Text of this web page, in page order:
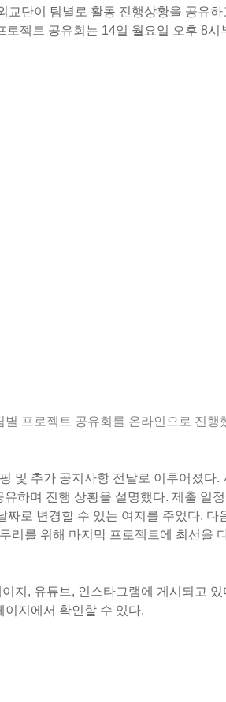
교단이 팀별로 활동 진행상황을 공유
젝트 공유회는 14일 월요일 오후 8시
프로젝트 공유회를 온라인으로 진행
및 추가 공지사항 전달로 이루어졌다.
하며 진행 상황을 설명했다. 제출 일
로 변경할 수 있는 여지를 주었다. 다
리를 위해 마지막 프로젝트에 최선을
지, 유튜브, 인스타그램에 게시되고 있
지에서 확인할 수 있다.